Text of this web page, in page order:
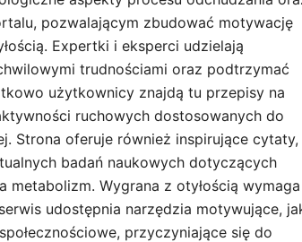
pozwalającym zbudować motywację
Expertki i eksperci udzielają
trudnościami oraz podtrzymać
użytkownicy znajdą tu przepisy na
ruchowych dostosowanych do
Strona oferuje również inspirujące cytaty,
badań naukowych dotyczących
Wygrana z otyłością wymaga
udostępnia narzędzia motywujące,
przyczyniające się do